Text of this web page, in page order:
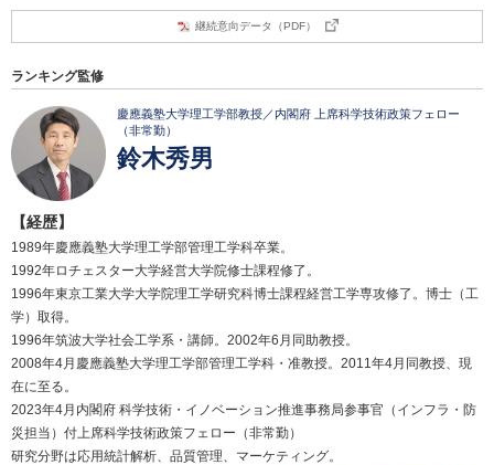
継続意向データ（PDF）
ランキング監修
慶應義塾大学理工学部教授／内閣府 上席科学技術政策フェロー
（非常勤）
鈴木秀男
【経歴】
1989年慶應義塾大学理工学部管理工学科卒業。
1992年ロチェスター大学経営大学院修士課程修了。
1996年東京工業大学大学院理工学研究科博士課程経営工学専攻修了。博士（工
学）取得。
1996年筑波大学社会工学系・講師。2002年6月同助教授。
2008年4月慶應義塾大学理工学部管理工学科・准教授。2011年4月同教授、現
在に至る。
2023年4月内閣府 科学技術・イノベーション推進事務局参事官（インフラ・防
災担当）付上席科学技術政策フェロー（非常勤）
研究分野は応用統計解析、品質管理、マーケティング。